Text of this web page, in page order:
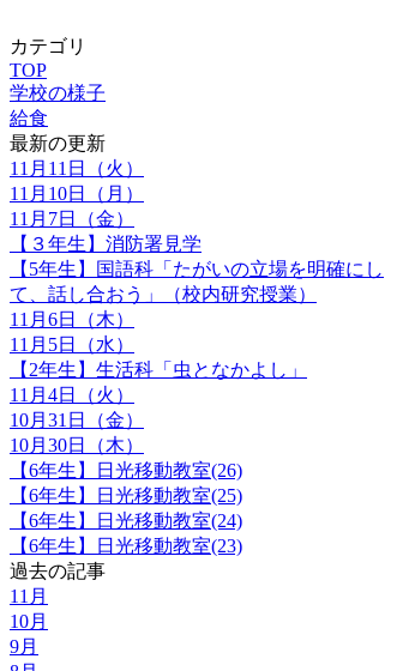
カテゴリ
TOP
学校の様子
給食
最新の更新
11月11日（火）
11月10日（月）
11月7日（金）
【３年生】消防署見学
【5年生】国語科「たがいの立場を明確にし
て、話し合おう」（校内研究授業）
11月6日（木）
11月5日（水）
【2年生】生活科「虫となかよし」
11月4日（火）
10月31日（金）
10月30日（木）
【6年生】日光移動教室(26)
【6年生】日光移動教室(25)
【6年生】日光移動教室(24)
【6年生】日光移動教室(23)
過去の記事
11月
10月
9月